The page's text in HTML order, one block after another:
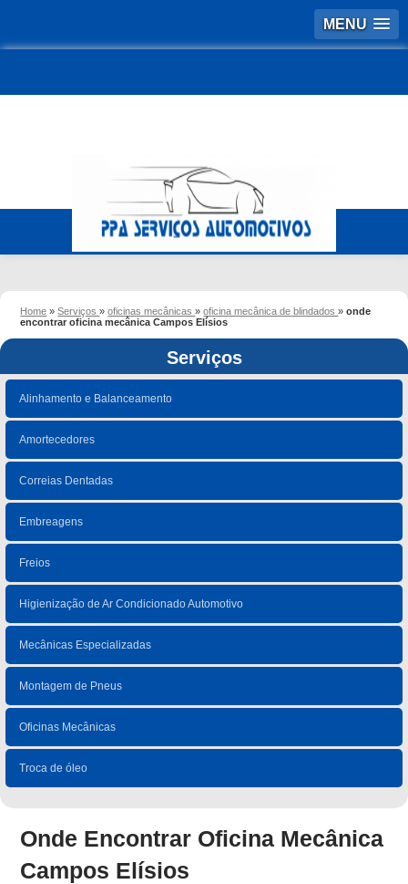
MENU
Home »Serviços»oficinas mecânicas»oficina mecânica de blindados»onde
encontrar oficina mecânica Campos Elísios
Serviços
Alinhamento e Balanceamento
Amortecedores
Correias Dentadas
Embreagens
Freios
Higienização de Ar Condicionado Automotivo
Mecânicas Especializadas
Montagem de Pneus
Oficinas Mecânicas
Troca de óleo
Onde Encontrar Oficina Mecânica
Campos Elísios